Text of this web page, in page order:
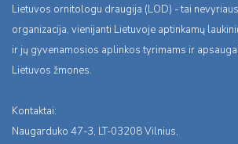
Lietuvos ornitologu draugija (LOD) - tai
organizacija, vienijanti Lietuvoje aptinkamų
ir jų gyvenamosios aplinkos tyrimams ir
Lietuvos žmones.
Kontaktai:
Naugarduko 47-3, LT-03208 Vilnius,